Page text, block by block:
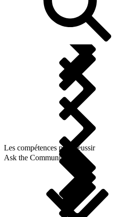
Les compétences pour réussir
Ask the Community